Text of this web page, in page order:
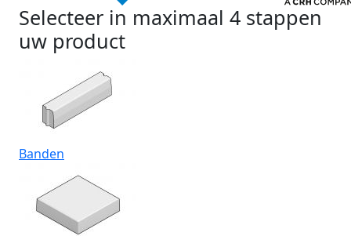
Selecteer in maximaal 4 stappen
uw product
Banden